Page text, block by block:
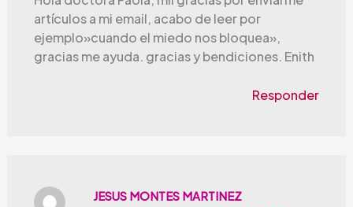
artículos a mi email, acabo de leer por
ejemplo»cuando el miedo nos bloquea»,
gracias me ayuda. gracias y bendiciones. Enith
Responder
JESUS MONTES MARTINEZ